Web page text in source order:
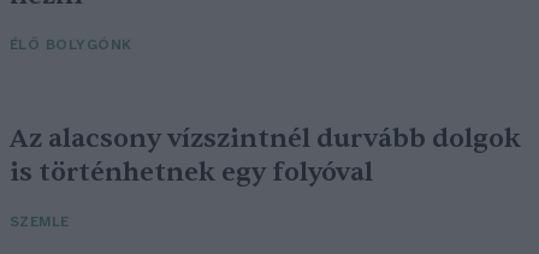
ÉLŐ BOLYGÓNK
Az alacsony vízszintnél durvább dolgok
is történhetnek egy folyóval
SZEMLE